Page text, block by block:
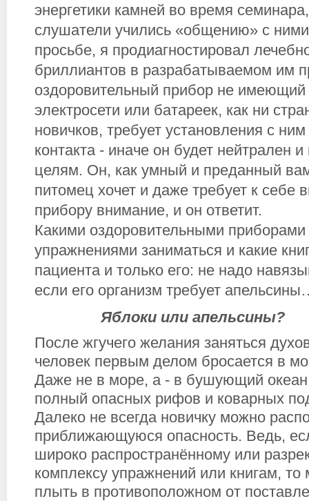
энергетики камней во время
слушатели учились «общению» с
просьбе, я продиагностировал
бриллиантов в разрабатываемом им
оздоровительный прибор не имеющий
электросети или батареек, как ни
новичков, требует установления с ним
контакта - иначе он будет нейтрален
целям. Он, как умный и преданный
питомец хочет и даже требует к себе
прибору внимание, и он ответит.
Какими оздоровительными приборами
упражнениями заниматься и какие
пациента и только его: не надо
если его организм требует
Яблоки или апельсины?
После жгучего желания заняться
человек первым делом бросается в
Даже не в море, а - в бушующий
полный опасных рифов и коварных
Далеко не всегда новичку можно
приближающуюся опасность. Ведь,
широко распространённому или
комплексу упражнений или книгам,
плыть в противоположном от